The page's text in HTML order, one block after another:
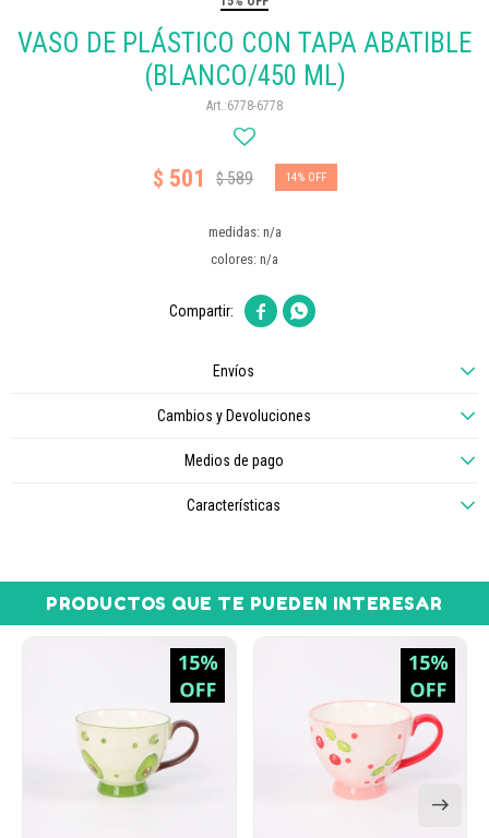
VASO DE PLÁSTICO CON TAPA ABATIBLE
(BLANCO/450 ML)
6778-6778
$ 501 $589 14
medidas: n/a
colores: n/a
 
Envíos
Cambios y Devoluciones
Medios de pago
Características
PRODUCTOS QUE TE PUEDEN INTERESAR